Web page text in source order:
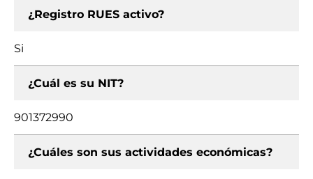
¿Registro RUES activo?
Si
¿Cuál es su NIT?
901372990
¿Cuáles son sus actividades económicas?